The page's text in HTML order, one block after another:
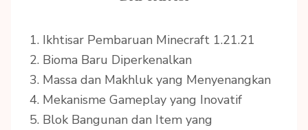
Ikhtisar Pembaruan Minecraft 1.21.21
Bioma Baru Diperkenalkan
Massa dan Makhluk yang Menyenangkan
Mekanisme Gameplay yang Inovatif
Blok Bangunan dan Item yang